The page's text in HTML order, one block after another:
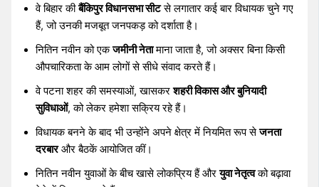
वे बिहार कीबैंकिपुर विधानसभा सीटसे लगातार कई बार विधायक चुने गए
हैं, जो उनकी मजबूत जनपकड़ को दर्शाता है।
नितिन नवीन को एकजमीनी नेतामाना जाता है, जो अक्सर बिना किसी
औपचारिकता के आम लोगों से सीधे संवाद करते हैं।
वे पटना शहर की समस्याओं, खासकरशहरी विकास और बुनियादी
सुविधाओं, को लेकर हमेशा सक्रिय रहे हैं।
विधायक बनने के बाद भी उन्होंने अपने क्षेत्र में नियमित रूप सेजनता
दरबारऔर बैठकें आयोजित कीं।
नितिन नवीन युवाओं के बीच खासे लोकप्रिय हैं औरयुवा नेतृत्वको बढ़ावा